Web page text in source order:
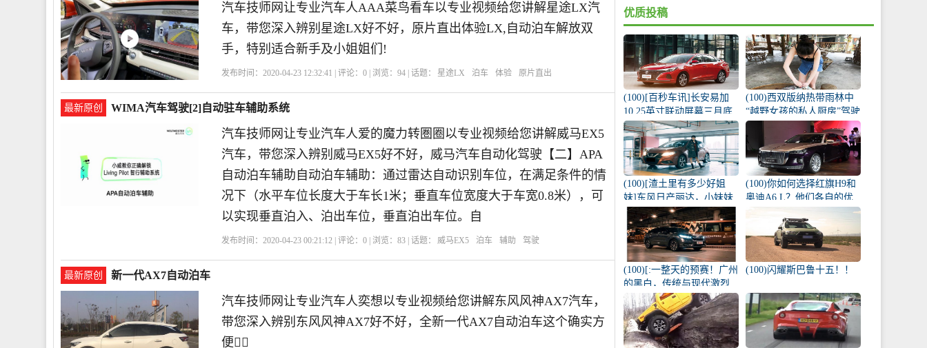
汽车技师网让专业汽车人AAA菜鸟看车以专业视频给您讲解星途LX汽
车，带您深入辨别星途LX好不好，原片直出体验LX,自动泊车解放双
手，特别适合新手及小姐姐们!
发布时间：2020-04-23 12:32:41 | 评论：0 | 浏览：94 | 话题： 星途LX 泊车 体验 原片直出
最新原创 WIMA汽车驾驶[2]自动驻车辅助系统
汽车技师网让专业汽车人爱的魔力转圏圈以专业视频给您讲解威马EX5
汽车，带您深入辨别威马EX5好不好，威马汽车自动化驾驶【二】APA
自动泊车辅助自动泊车辅助：通过雷达自动识别车位，在满足条件的情
况下（水平车位长度大于车长1米；垂直车位宽度大于车宽0.8米），可
以实现垂直泊入、泊出车位，垂直泊出车位。自
发布时间：2020-04-23 00:21:12 | 评论：0 | 浏览：83 | 话题： 威马EX5 泊车 辅助 驾驶
最新原创 新一代AX7自动泊车
汽车技师网让专业汽车人奕想以专业视频给您讲解东风风神AX7汽车，
带您深入辨别东风风神AX7好不好，全新一代AX7自动泊车这个确实方
便
优质投稿
(100)[百秒车讯]长安易加
10.25英寸联动屏幕三月底
推出
(100)西双版纳热带雨林中
“越野女孩的私人厨房”驾驶
宝窝BX5
(100)[渣土里有多少好姐
妹]东风日产丽达，小妹妹
雨天的爱侣
(100)你如何选择红旗H9和
奥迪A6 L？他们各自的优
(100)[:一整天的预赛！广州
的黑白，传统与现代激烈
碰撞！
(100)闪耀斯巴鲁十五！！